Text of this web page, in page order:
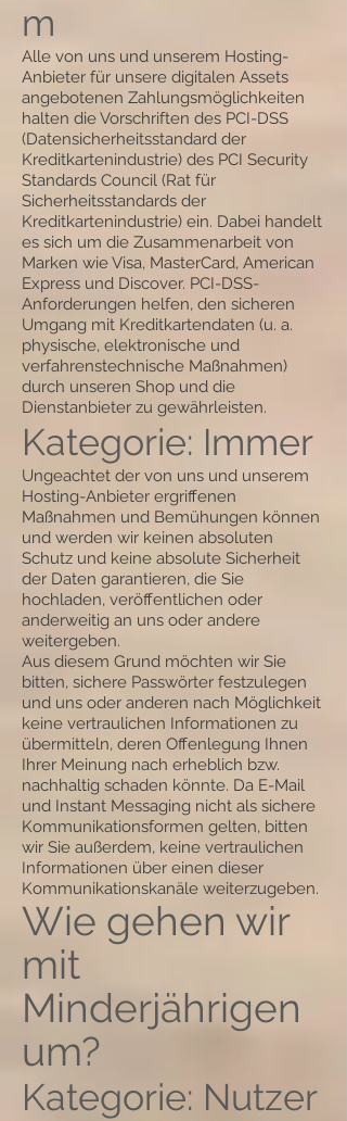
m
Alle von uns und unserem Hosting-
Anbieter für unsere digitalen Assets
angebotenen Zahlungsmöglichkeiten
halten die Vorschriften des PCI-DSS
(Datensicherheitsstandard der
Kreditkartenindustrie) des PCI Security
Standards Council (Rat für
Sicherheitsstandards der
Kreditkartenindustrie) ein. Dabei handelt
es sich um die Zusammenarbeit von
Marken wie Visa, MasterCard, American
Express und Discover. PCI-DSS-
Anforderungen helfen, den sicheren
Umgang mit Kreditkartendaten (u. a.
physische, elektronische und
verfahrenstechnische Maßnahmen)
durch unseren Shop und die
Dienstanbieter zu gewährleisten.
Kategorie: Immer
Ungeachtet der von uns und unserem
Hosting-Anbieter ergriffenen
Maßnahmen und Bemühungen können
und werden wir keinen absoluten
Schutz und keine absolute Sicherheit
der Daten garantieren, die Sie
hochladen, veröffentlichen oder
anderweitig an uns oder andere
weitergeben.
Aus diesem Grund möchten wir Sie
bitten, sichere Passwörter festzulegen
und uns oder anderen nach Möglichkeit
keine vertraulichen Informationen zu
übermitteln, deren Offenlegung Ihnen
Ihrer Meinung nach erheblich bzw.
nachhaltig schaden könnte. Da E-Mail
und Instant Messaging nicht als sichere
Kommunikationsformen gelten, bitten
wir Sie außerdem, keine vertraulichen
Informationen über einen dieser
Kommunikationskanäle weiterzugeben.
Wie gehen wir
mit
Minderjährigen
um?
Kategorie: Nutzer